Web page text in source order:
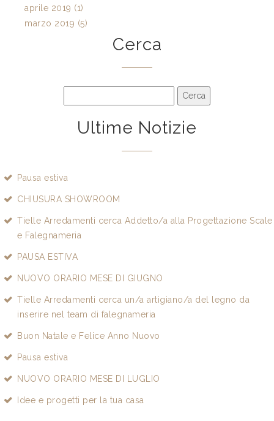
aprile 2019 (1)
marzo 2019 (5)
Cerca
Ultime Notizie
Pausa estiva
CHIUSURA SHOWROOM
Tielle Arredamenti cerca Addetto/a alla Progettazione Scale
e Falegnameria
PAUSA ESTIVA
NUOVO ORARIO MESE DI GIUGNO
Tielle Arredamenti cerca un/a artigiano/a del legno da
inserire nel team di falegnameria
Buon Natale e Felice Anno Nuovo
Pausa estiva
NUOVO ORARIO MESE DI LUGLIO
Idee e progetti per la tua casa